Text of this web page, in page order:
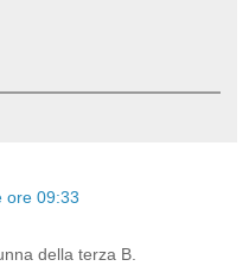
ore 09:33
della terza B.